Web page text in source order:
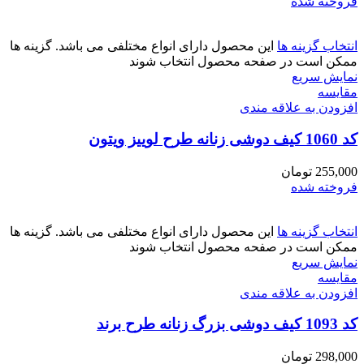
انتخاب گزینه ها این محصول دارای انواع مختلفی می باشد. گزینه ها
ممکن است در صفحه محصول انتخاب شوند
نمایش سریع
مقايسه
افزودن به علاقه مندی
کد 1060 کیف دوشی زنانه طرح لوییز ویتون
255,000 تومان
فروخته شده
انتخاب گزینه ها این محصول دارای انواع مختلفی می باشد. گزینه ها
ممکن است در صفحه محصول انتخاب شوند
نمایش سریع
مقايسه
افزودن به علاقه مندی
کد 1093 کیف دوشی بزرگ زنانه طرح برند
298,000 تومان